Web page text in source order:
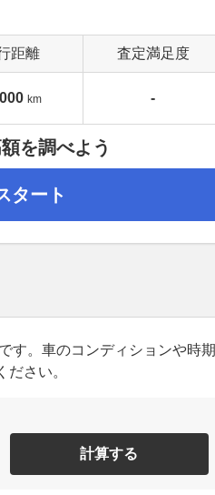
距離 査定満足度
km -
を調べよう
タート
す。車のコンディションや時期
さい。
計算する